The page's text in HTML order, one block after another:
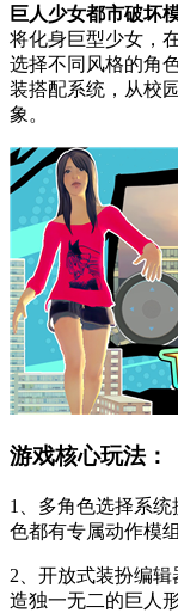
巨人少女都市破坏
将化身巨型少女，
选择不同风格的角
装搭配系统，从校
象。
游戏核心玩法：
1、多角色选择系
色都有专属动作模
2、开放式装扮编
造独一无二的巨人